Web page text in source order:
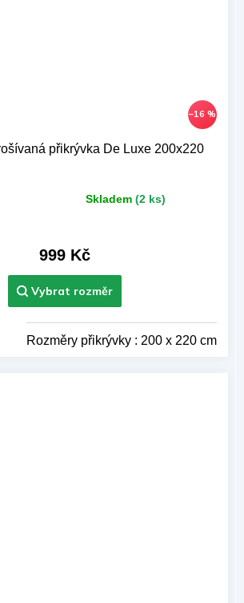
–16 %
přikrývka De Luxe 200x220
Skladem (2 ks)
999 Kč
Rozměry přikrývky : 200 x 220 cm